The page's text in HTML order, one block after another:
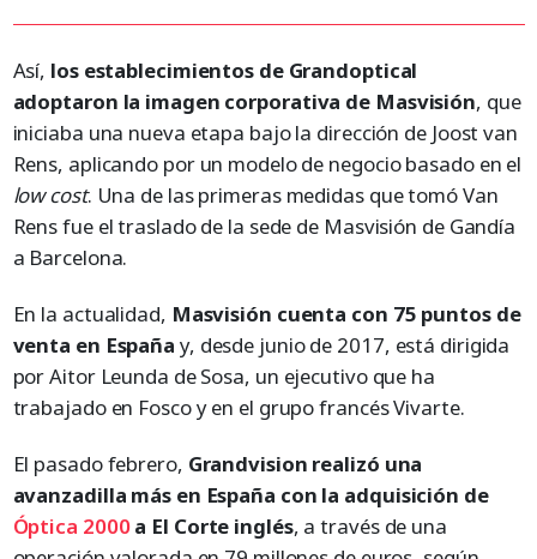
Así, los establecimientos de Grandoptical
adoptaron la imagen corporativa de Masvisión, que
iniciaba una nueva etapa bajo la dirección de Joost van
Rens, aplicando por un modelo de negocio basado en el
low cost. Una de las primeras medidas que tomó Van
Rens fue el traslado de la sede de Masvisión de Gandía
a Barcelona.
En la actualidad, Masvisión cuenta con 75 puntos de
venta en España y, desde junio de 2017, está dirigida
por Aitor Leunda de Sosa, un ejecutivo que ha
trabajado en Fosco y en el grupo francés Vivarte.
El pasado febrero, Grandvision realizó una
avanzadilla más en España con la adquisición de
Óptica 2000a El Corte inglés, a través de una